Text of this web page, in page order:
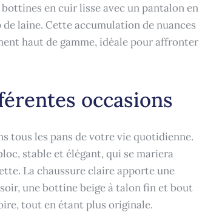
en cuir lisse avec un pantalon en
laine. Cette accumulation de nuances
haut de gamme, idéale pour affronter
occasions
tous les pans de votre vie quotidienne.
stable et élégant, qui se mariera
La chaussure claire apporte une
une bottine beige à talon fin et bout
tout en étant plus originale.